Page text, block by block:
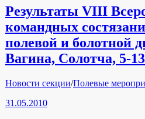
Результаты VIII
командных
полевой и болотной
Вагина, Солотча, 5-
Рубрики
Новости секции/Полевые
31.05.2010